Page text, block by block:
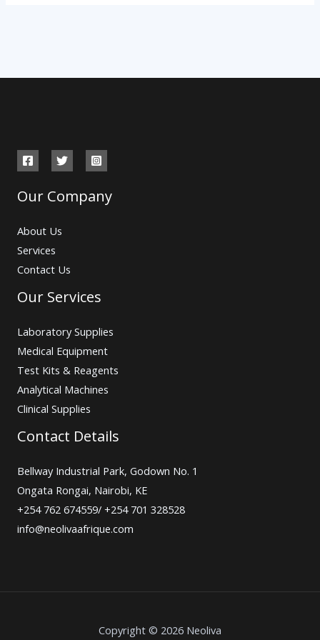
Our Company
About Us
Services
Contact Us
Our Services
Laboratory Supplies
Medical Equipment
Test Kits & Reagents
Analytical Machines
Clinical Supplies
Contact Details
Bellway Industrial Park, Godown No. 1
Ongata Rongai, Nairobi, KE
+254 762 674559/ +254 701 328528
info@neolivaafrique.com
Copyright © 2026 Neoliva